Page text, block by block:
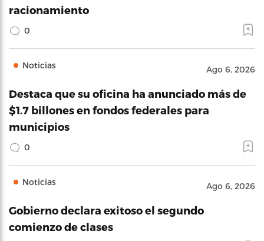
racionamiento
0
Noticias Ago 6, 2026
Destaca que su oficina ha anunciado más de
$1.7 billones en fondos federales para
municipios
0
Noticias Ago 6, 2026
Gobierno declara exitoso el segundo
comienzo de clases